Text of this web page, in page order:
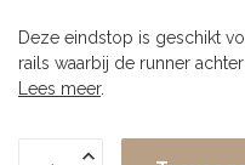
Deze eindstop is geschikt
rails waarbij de runner
Lees meer.